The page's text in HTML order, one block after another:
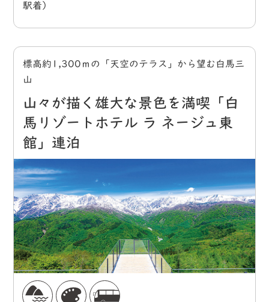
駅着）
標高約1,300ｍの「天空のテラス」から望む白馬三
山
山々が描く雄大な景色を満喫「白
馬リゾートホテル ラ ネージュ東
館」連泊